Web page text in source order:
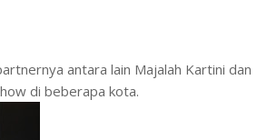
antara lain Majalah Kartini dan
di beberapa kota.